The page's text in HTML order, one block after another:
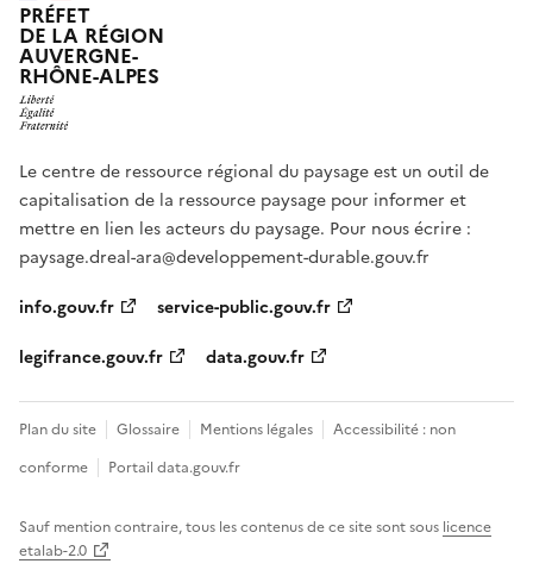
PRÉFET
DE LA RÉGION
AUVERGNE-
RHÔNE-ALPES
Le centre de ressource régional du paysage est un outil de
capitalisation de la ressource paysage pour informer et
mettre en lien les acteurs du paysage. Pour nous écrire :
paysage.dreal-ara@developpement-durable.gouv.fr
info.gouv.fr
service-public.gouv.fr
legifrance.gouv.fr
data.gouv.fr
Plan du site Glossaire Mentions légales
Accessibilité : non
conforme
Portail data.gouv.fr
Sauf mention contraire, tous les contenus de ce site sont sous licence
etalab-2.0